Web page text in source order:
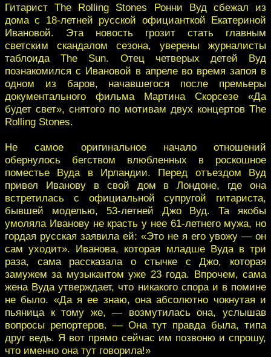
Гитарист The Rolling Stones Ронни Вуд сбежал из
дома с 18-летней русской официанткой Екатериной
Ивановой. Эта новость грозит стать главным
светским скандалом сезона, уверены журналисты
таблоида The Sun. Отец четверых детей Вуд
познакомился с Ивановой в апреле во время запоя в
одном из баров, начавшегося после премьеры
документального фильма Мартина Скорсезе «Да
будет свет», снятого по мотивам двух концертов The
Rolling Stones.
Не самое оригинальное начало отношений
обернулось бегством влюбленных в роскошное
поместье Вуда в Ирландии. Перед отъездом Вуд
привел Иванову в свой дом в Лондоне, где она
встретилась с официальной супругой гитариста,
бывшей моделью, 53-летней Джо Вуд. Та якобы
умоляла Иванову не красть у нее 61-летнего мужа, но
гордая русская заявила ей: «Это не я его увожу — он
сам уходит». Иванова, которая младше Вуда в три
раза, сама рассказала о стычке с Джо, которая
замужем за музыкантом уже 23 года. Впрочем, сама
жена Вуда утверждает, что никакого спора и в помине
не было. «Да я ее знаю, она абсолютно чокнутая и
пьяница к тому же, — возмутилась она, услышав
вопросы репортеров. — Она тут правда была, типа
друг ведь. Я вот прямо сейчас им позвоню и спрошу,
что именно она тут говорила!»